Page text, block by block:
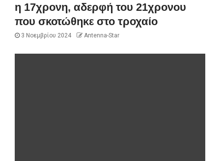
η 17χρονη, αδερφή του 21χρονου
που σκοτώθηκε στο τροχαίο
3 Νοεμβρίου 2024 Antenna-Star